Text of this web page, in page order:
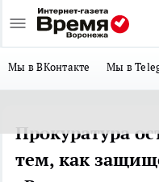
Мы в ВКонтакте Мы в
Прокуратура
тем, как